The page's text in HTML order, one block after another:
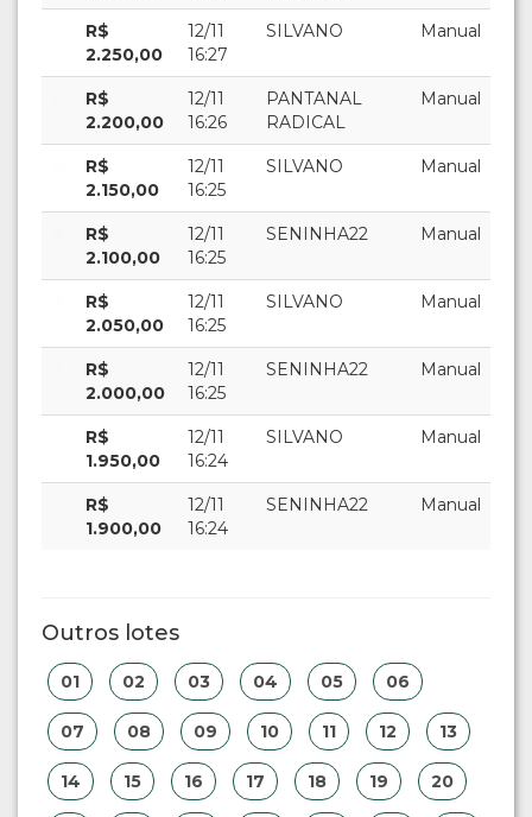
R$
2.250,00
12/11
16:27
SILVANO Manual
R$
2.200,00
12/11
16:26
PANTANAL
RADICAL
Manual
R$
2.150,00
12/11
16:25
SILVANO Manual
R$
2.100,00
12/11
16:25
SENINHA22 Manual
R$
2.050,00
12/11
16:25
SILVANO Manual
R$
2.000,00
12/11
16:25
SENINHA22 Manual
R$
1.950,00
12/11
16:24
SILVANO Manual
R$
1.900,00
12/11
16:24
SENINHA22 Manual
Outros lotes
01 02 03 04 05 06
07 08 09 10 11 12 13
14 15 16 17 18 19 20